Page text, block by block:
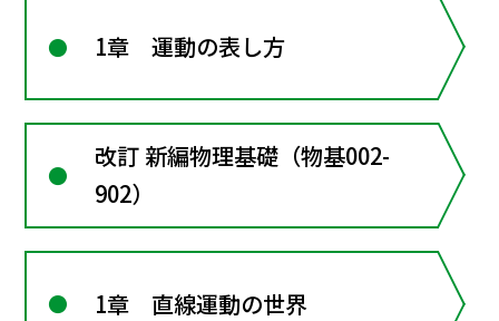
1章 運動の表し方
改訂 新編物理基礎（物基002-
902）
1章 直線運動の世界